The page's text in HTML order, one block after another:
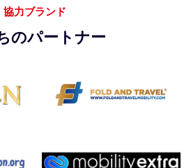
協力ブランド
のパートナー